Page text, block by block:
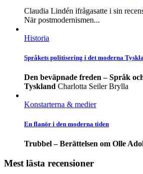
Claudia Lindén ifrågasatte i sin
När postmodernismen...
Historia
Språkets politisering i det moderna
Den beväpnade freden – Språk
Tyskland Charlotta Seiler Brylla
Konstarterna & medier
En flanör i den moderna tiden
Trubbel – Berättelsen om Olle
Mest lästa recensioner